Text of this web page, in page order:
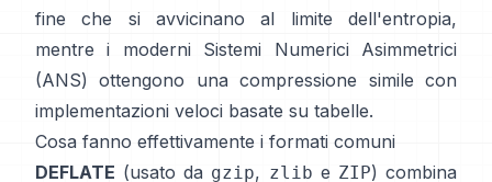
fine che si avvicinano al limite dell'entropia,
mentre i moderni
Sistemi Numerici Asimmetrici
(ANS)
ottengono una compressione simile con
implementazioni veloci basate su tabelle.
Cosa fanno effettivamente i formati comuni
DEFLATE (usato da gzip, zlib e ZIP) combina